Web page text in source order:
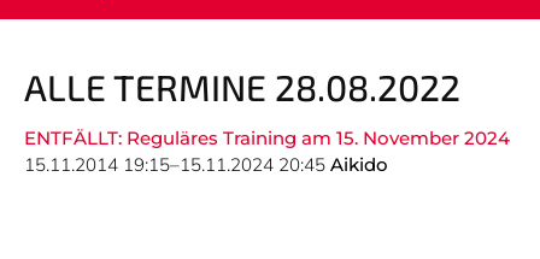
ALLE TERMINE 28.08.2022
ENTFÄLLT: Reguläres Training am 15. November 2024
15.11.2014 19:15–15.11.2024 20:45 Aikido
KYUDO
REHASPORT
TAEKWONDO
TENNIS
Navigation
überspringen
SVO
INFO